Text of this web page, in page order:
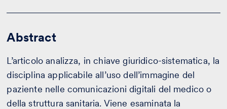
Abstract
L’articolo analizza, in chiave giuridico-sistematica, la
disciplina applicabile all’uso dell’immagine del
paziente nelle comunicazioni digitali del medico o
della struttura sanitaria. Viene esaminata la